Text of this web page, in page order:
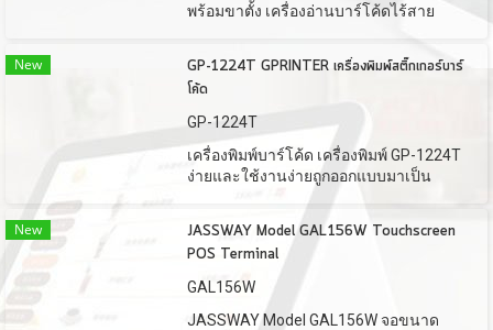
พร้อมขาตั้ง เครื่องอ่านบาร์โค้ดไร้สาย
New
GP-1224T GPRINTER เครื่องพิมพ์สติ๊กเกอร์บาร์
โค้ด
GP-1224T
เครื่องพิมพ์บาร์โค้ด เครื่องพิมพ์ GP-1224T
ง่ายและใช้งานง่ายถูกออกแบบมาเป็น
เครื่องพิมพ์ฉลากบาร์โค้ด ง่ายต่อการ
กำหนดค่าและรองรับ Windows OS และ
มาตรฐานที่ติดตั้งพอร์ต USB, RS232
New
JASSWAY Model GAL156W Touchscreen
POS Terminal
GAL156W
JASSWAY Model GAL156W จอขนาด